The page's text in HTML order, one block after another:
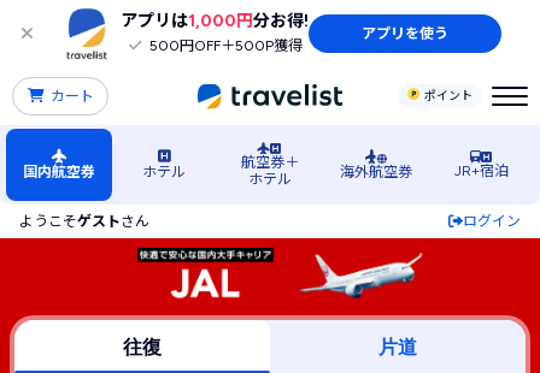
アプリは1,000円分お得!
500円OFF＋500P獲得
アプリを使う
ポイント
カート
国内航空券 ホテル
航空券＋
ホテル
海外航空券 JR+宿泊
ようこそゲストさん ログイン
山形空港行きJAL（JAL(日本航空)）の格安航空券・飛行機・
往復 片道